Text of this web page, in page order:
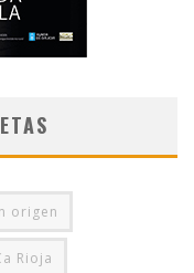
origen
Rioja